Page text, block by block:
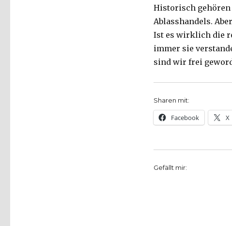
Historisch gehören
Ablasshandels.
Ist es wirklich die
immer sie
sind wir frei
Sharen mit:
Facebook X
Gefällt mir: